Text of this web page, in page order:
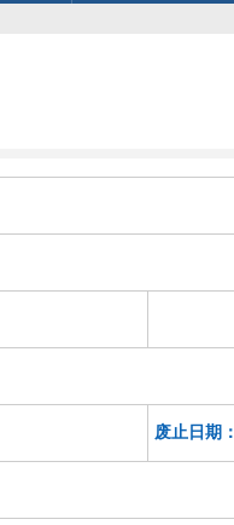
废止日期：